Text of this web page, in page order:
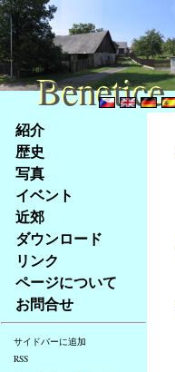
Na
obsah
stránky
Klávesové
zkratky
tomto
webu
základní
Hlavní
strana
紹介
歴史
写真
イベント
近郊
ダウンロード
リンク
ページについて
お問合せ
サイドバーに追加
RSS
Benetice
Benetice